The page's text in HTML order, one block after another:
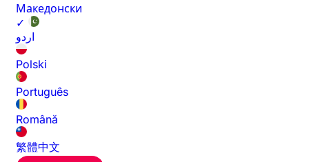
Македонски
✓
اردو
Polski
Português
Română
繁體中文